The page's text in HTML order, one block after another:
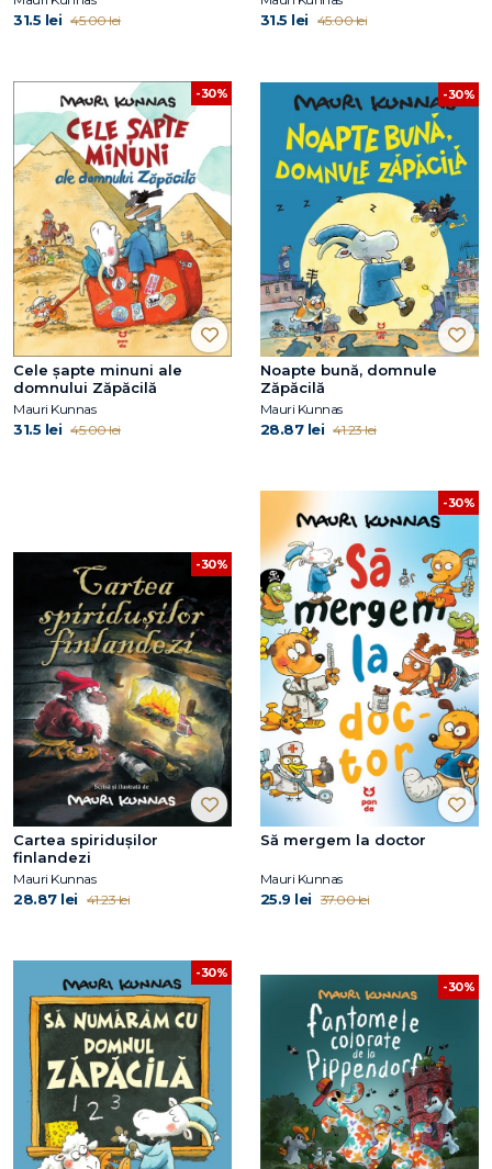
31.5 lei 45.00 lei 31.5 lei 45.00 lei
-30%
Cele şapte minuni ale
domnului Zăpăcilă
Mauri Kunnas
31.5 lei 45.00 lei
-30%
Noapte bună, domnule
Zăpăcilă
Mauri Kunnas
28.87 lei 41.23 lei
-30%
Cartea spiridușilor
finlandezi
Mauri Kunnas
28.87 lei 41.23 lei
-30%
Să mergem la doctor
Mauri Kunnas
25.9 lei 37.00 lei
-30%
-30%